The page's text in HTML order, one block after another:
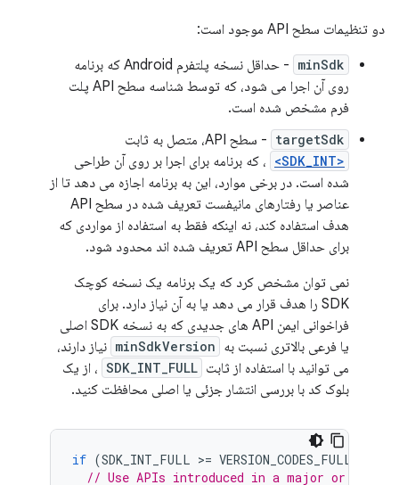
دو تنظیمات سطح API موجود است:
minSdk
- حداقل نسخه پلتفرم Android که برنامه
روی آن اجرا می شود، که توسط شناسه سطح API پلت
فرم مشخص شده است.
targetSdk - سطح API، متصل به ثابت
<SDK_INT>
، که برنامه برای اجرا بر روی آن طراحی
شده است. در برخی موارد، این به برنامه اجازه می دهد تا از
عناصر یا رفتارهای مانیفست تعریف شده در سطح API
هدف استفاده کند، نه اینکه فقط به استفاده از مواردی که
برای حداقل سطح API تعریف شده اند محدود شود.
نمی توان مشخص کرد که یک برنامه یک نسخه کوچک
SDK را هدف قرار می دهد یا به آن نیاز دارد. برای
فراخوانی ایمن API های جدیدی که به نسخه SDK اصلی
یا فرعی بالاتری نسبت به minSdkVersion نیاز دارند،
می توانید با استفاده از ثابت SDK_INT_FULL ، از یک
بلوک کد با بررسی انتشار جزئی یا اصلی محافظت کنید.
if (SDK_INT_FULL >= VERSION_CODES_FULL
// Use APIs introduced in a major or minor